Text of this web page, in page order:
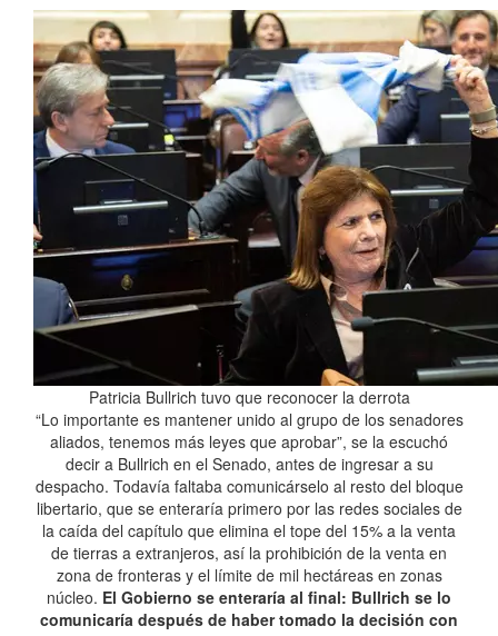
Patricia Bullrich tuvo que reconocer la derrota
“Lo importante es mantener unido al grupo de los senadores
aliados, tenemos más leyes que aprobar”, se la escuchó
decir a Bullrich en el Senado, antes de ingresar a su
despacho. Todavía faltaba comunicárselo al resto del bloque
libertario, que se enteraría primero por las redes sociales de
la caída del capítulo que elimina el tope del 15% a la venta
de tierras a extranjeros, así la prohibición de la venta en
zona de fronteras y el límite de mil hectáreas en zonas
núcleo. El Gobierno se enteraría al final: Bullrich se lo
comunicaría después de haber tomado la decisión con